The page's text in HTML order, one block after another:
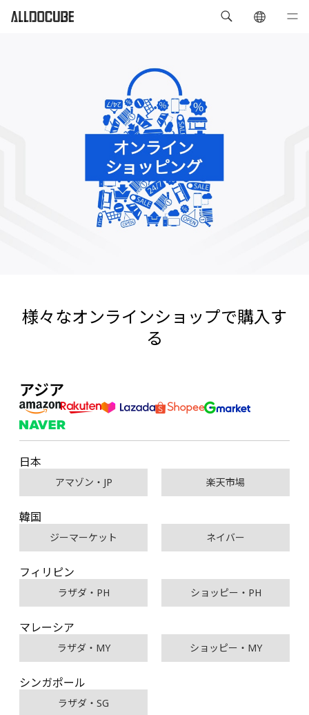
様々なオンラインショップで購入す
る
アジア
日本
アマゾン・JP 楽天市場
韓国
ジーマーケット ネイバー
フィリピン
ラザダ・PH ショッピー・PH
マレーシア
ラザダ・MY ショッピー・MY
シンガポール
ラザダ・SG